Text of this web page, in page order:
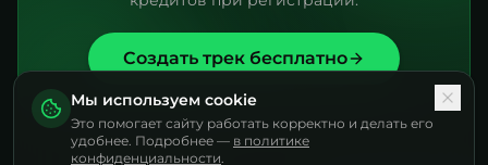
Создать трек бесплатно
Мы используем cookie
Это помогает сайту работать корректно и делать его
удобнее. Подробнее — в политике
конфиденциальности.